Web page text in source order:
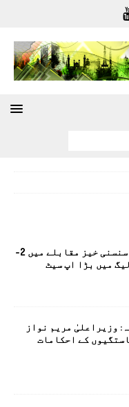
القادسیہ نے الہلال کو سنسنی خیز مقابلے میں 2-
وزیراعلیٰ مریم نواز
کے احکامات